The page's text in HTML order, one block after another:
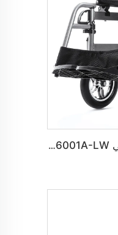
كرسي متحرك كهربائي اقتصادي تلقائي BC-ES6001A-LW للكبار